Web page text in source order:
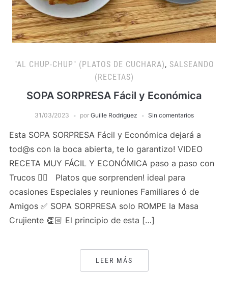
"AL CHUP-CHUP" (PLATOS DE CUCHARA), SALSEANDO
(RECETAS)
SOPA SORPRESA Fácil y Económica
31/03/2023 por Guille Rodriguez Sin comentarios
Esta SOPA SORPRESA Fácil y Económica dejará a
tod@s con la boca abierta, te lo garantizo! VIDEO
RECETA MUY FÁCIL Y ECONÓMICA paso a paso con
Trucos 👍🏻 Platos que sorprenden! ideal para
ocasiones Especiales y reuniones Familiares ó de
Amigos ✅ SOPA SORPRESA solo ROMPE la Masa
Crujiente 👏🏻 El principio de esta […]
LEER MÁS